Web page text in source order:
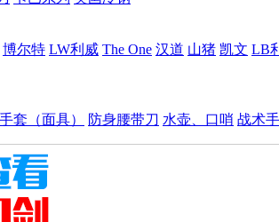
博尔特 LW利威 The One 汉道 山猪 凯文 LB
手套（面具） 防身腰带刀 水壶、口哨 战术